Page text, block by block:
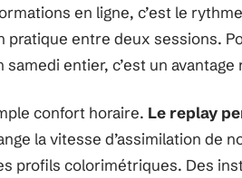
en ligne, c’est le
entre deux sessions.
entier, c’est un avantage
confort horaire. Le replay
la vitesse d’assimilation de
profils colorimétriques. Des